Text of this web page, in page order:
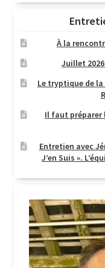
À la
Juillet
Le tryptique de
Il faut préparer
Entretien avec
J’en Suis ».